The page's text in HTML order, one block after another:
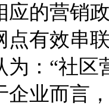
应的营销
点有效串
为：“社
企业而言